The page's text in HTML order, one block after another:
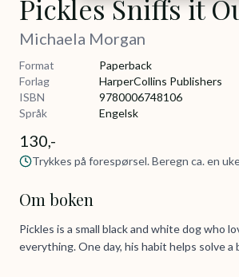
Pickles Sniffs it
Michaela Morgan
Format
Paperback
Forlag
HarperCollins Publishers
ISBN
9780006748106
Språk
Engelsk
130,-
Trykkes på forespørsel. Beregn ca. en
Om boken
Pickles is a small black and white dog who
everything. One day, his habit helps solve a